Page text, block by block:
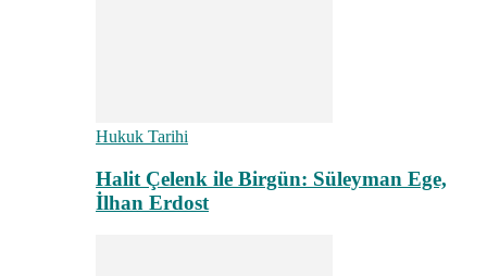
Hukuk Tarihi
Halit Çelenk ile Birgün: Süleyman Ege,
İlhan Erdost